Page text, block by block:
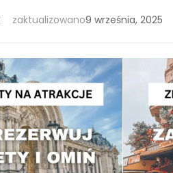
zaktualizowano9 września, 2025